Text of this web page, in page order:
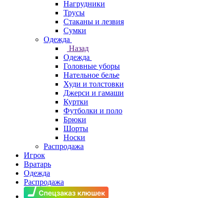
Нагрудники
Трусы
Стаканы и лезвия
Сумки
Одежда
Назад
Одежда
Головные уборы
Нательное белье
Худи и толстовки
Джерси и гамаши
Куртки
Футболки и поло
Брюки
Шорты
Носки
Распродажа
Игрок
Вратарь
Одежда
Распродажа